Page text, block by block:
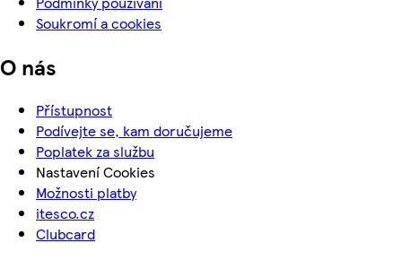
Soukromí a cookies
O nás
Přístupnost
Podívejte se, kam doručujeme
Poplatek za službu
Nastavení Cookies
Možnosti platby
itesco.cz
Clubcard